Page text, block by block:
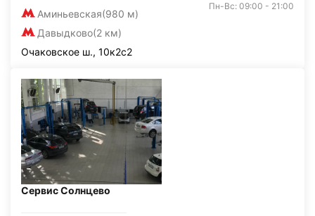
Аминьевская(980 м)
Давыдково(2 км)
Пн-Вс: 09:00 - 21:00
Очаковское ш., 10к2с2
Сервис Солнцево